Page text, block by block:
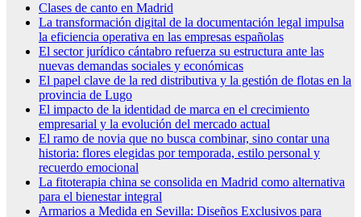
Clases de canto en Madrid
La transformación digital de la documentación legal impulsa
la eficiencia operativa en las empresas españolas
El sector jurídico cántabro refuerza su estructura ante las
nuevas demandas sociales y económicas
El papel clave de la red distributiva y la gestión de flotas en la
provincia de Lugo
El impacto de la identidad de marca en el crecimiento
empresarial y la evolución del mercado actual
El ramo de novia que no busca combinar, sino contar una
historia: flores elegidas por temporada, estilo personal y
recuerdo emocional
La fitoterapia china se consolida en Madrid como alternativa
para el bienestar integral
Armarios a Medida en Sevilla: Diseños Exclusivos para